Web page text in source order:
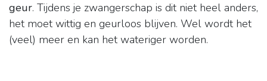
geur. Tijdens je zwangerschap is dit niet heel anders,
het moet wittig en geurloos blijven. Wel wordt het
(veel) meer en kan het wateriger worden.